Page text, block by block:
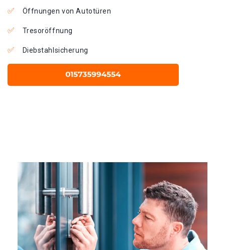
Öffnungen von Autotüren
Tresoröffnung
Diebstahlsicherung